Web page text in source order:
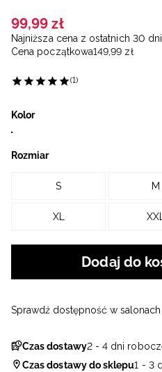
99,99 zł
Najniższa cena z ostatnich 30
Cena początkowa149,99 zł
(1)
Kolor
Rozmiar
S M
XL
Dodaj do
Czas dostawy2 - 4 dni
Czas dostawy do sklepu1 - 3
Sprawdź dostępność w salonach